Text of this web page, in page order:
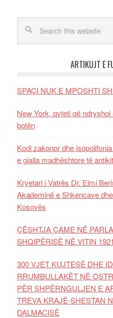
ARTIKUJT E
SPAÇI NUK E MPOSHTI
New York, qyteti që
botën
Kodi zakonor dhe
e gjalla madhështore të
Kryetari i Vatrës Dr. Elmi
Akademinë e Shkencave
Kosovës
ÇËSHTJA ÇAME NË
SHQIPËRISË NË VITIN 1921
300 VJET KUJTESË DHE
RRUMBULLAKËT NË
PËR SHPËRNGULJEN E
TREVA KRAJË-SHESTAN
DALMACISË